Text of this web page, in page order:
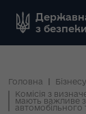
з
Головна
Бізнесу
Комісія з
мають важливе